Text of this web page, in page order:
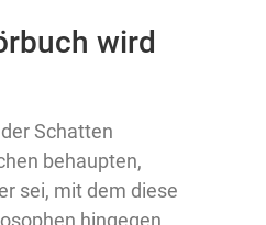
wird
Schatten
behaupten,
sei, mit dem diese
hingegen